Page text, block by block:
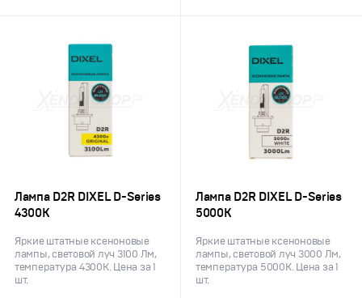
Лампа D2R DIXEL D-Series
4300K
Яркие штатные ксеноновые
лампы, световой луч 3100 Лм,
температура 4300K. Цена за 1
шт.
Лампа D2R DIXEL D-Series
5000K
Яркие штатные ксеноновые
лампы, световой луч 3000 Лм,
температура 5000K. Цена за 1
шт.